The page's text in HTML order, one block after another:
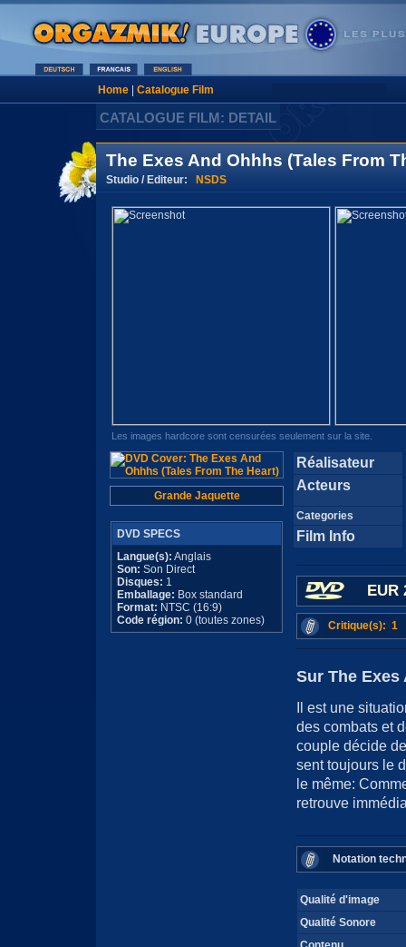
Home| Catalogue Film
CATALOGUE FILM: DETAIL
The Exes And Ohhhs (Tales From
Studio / Editeur: NSDS
Les images hardcore sont censurées seulement sur la site.
Grande Jaquette
DVD SPECS
Langue(s): Anglais
Son: Son Direct
Disques: 1
Emballage: Box standard
Format: NTSC (16:9)
Code région: 0 (toutes zones)
Réalisateur
Acteurs
Categories
Film Info
EUR
Critique(s): 1
Sur The Exes
Il est une
des combats et
couple décide
sent toujours le
le même:
retrouve
Notation
Qualité d'image
Qualité Sonore